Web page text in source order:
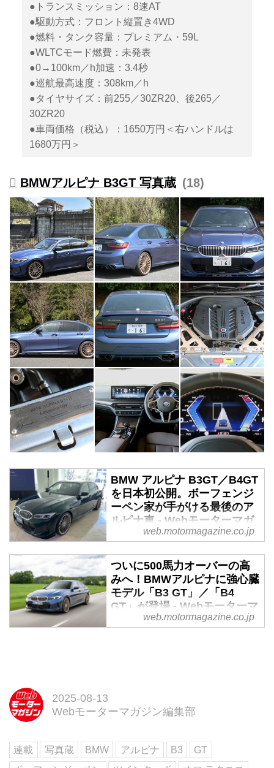
●トランスミッション：8速AT
●駆動方式：フロント縦置き4WD
●燃料・タンク容量：プレミアム・59L
●WLTCモード燃費：未発表
●0→100km／h加速：3.4秒
●巡航最高速度：308km／h
●タイヤサイズ：前255／30ZR20、後265／
30ZR20
●車両価格（税込）：1650万円＜右ハンドルは
1680万円＞
BMWアルピナ B3GT 写真蔵 18
BMW アルピナ B3GT／B4GT
を日本初公開。ボーフェンジ
ーペン家が手がける最後のア
ルピナ車 - Webモーターマガ
2025年2月21日、ニコル・レーシ
ング・ジャパンはBMW アルピナ
の最新モデル、B3GTおよび
B4GTをメディアに向けて日本初
公開した。このモデルが、アルピ
ナの創業家であるボーフェンジー
web.motormagazine.co.jp
ついに500馬力オーバーの高
みへ！BMWアルピナに強心臓
モデル「B3 GT」／「B4
GT」が登場 - Webモーターマ
ガジン
ツインターボの最高出力を従来比
web.motormagazine.co.jp
2025-08-13
Webモーターマガジン編集部
連載 写真蔵 BMW アルピナ B3
GT